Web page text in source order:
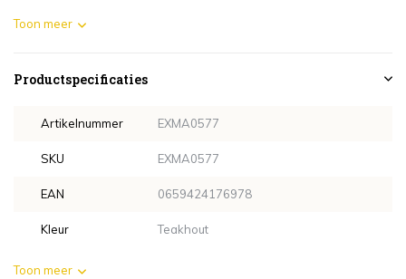
Toon meer
Productspecificaties
Artikelnummer EXMA0577
SKU EXMA0577
EAN 0659424176978
Kleur Teakhout
Toon meer